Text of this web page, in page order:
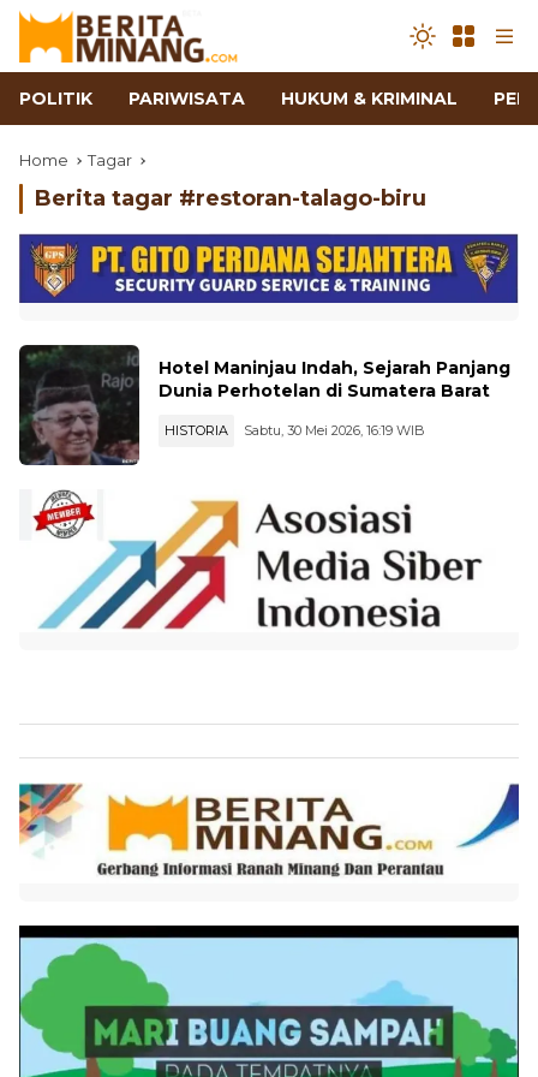
POLITIK PARIWISATA HUKUM & KRIMINAL
Home Tagar
Berita tagar #restoran-talago-biru
Hotel Maninjau Indah, Sejarah Panjang
Dunia Perhotelan di Sumatera Barat
HISTORIA Sabtu, 30 Mei 2026, 16:19 WIB